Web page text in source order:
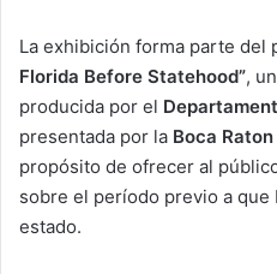
La exhibición forma parte del
Florida Before Statehood”,
producida por el
presentada por la Boca
propósito de ofrecer al
sobre el período previo a
estado.